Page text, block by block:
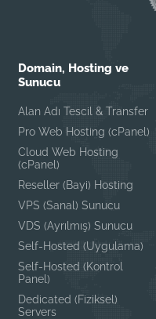
Domain, Hosting ve
Sunucu
Alan Adı Tescil & Transfer
Pro Web Hosting (cPanel)
Cloud Web Hosting
(cPanel)
Reseller (Bayi) Hosting
VPS (Sanal) Sunucu
VDS (Ayrılmış) Sunucu
Self-Hosted (Uygulama)
Self-Hosted (Kontrol
Panel)
Dedicated (Fiziksel)
Servers